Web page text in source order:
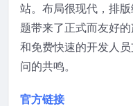
站。布局很现代，排
题带来了正式而友好
和免费快速的开发人
问的共鸣。
官方链接